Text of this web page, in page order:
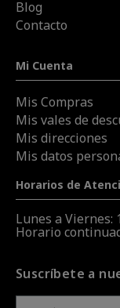
Blog
Contacto
Mi Cuenta
Mis Compras
Mis vales de
Mis direcciones
Mis datos
Horarios de
Lunes a Viernes:
Horario
Suscríbete a